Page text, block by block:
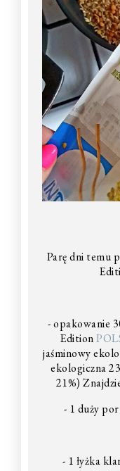
Parę dni temu
- opakowanie
Edition
jaśminowy
ekologiczna
21%)
- 1 duży
- 1 łyżka